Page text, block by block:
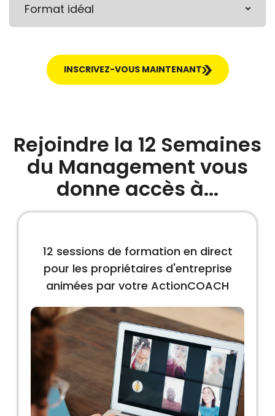
Format idéal
INSCRIVEZ-VOUS MAINTENANT
Rejoindre la 12 Semaines
du Management vous
donne accès à...
12 sessions de formation en direct
pour les propriétaires d'entreprise
animées par votre ActionCOACH